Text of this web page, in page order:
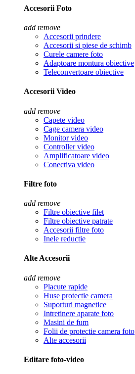
Accesorii Foto
add remove
Accesorii prindere
Accesorii si piese de schimb
Curele camere foto
Adaptoare montura obiective
Teleconvertoare obiective
Accesorii Video
add remove
Capete video
Cage camera video
Monitor video
Controller video
Amplificatoare video
Conectiva video
Filtre foto
add remove
Filtre obiective filet
Filtre obiective patrate
Accesorii filtre foto
Inele reductie
Alte Accesorii
add remove
Placute rapide
Huse protectie camera
Suporturi magnetice
Intretinere aparate foto
Masini de fum
Folii de protectie camera foto
Alte accesorii
Editare foto-video